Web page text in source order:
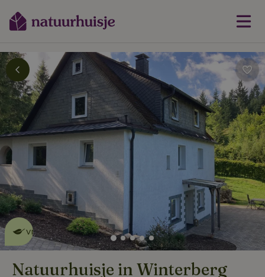
Dit natuurhuisje is eco-
vriendelijklees meer
Natuurhuisje in Winterberg